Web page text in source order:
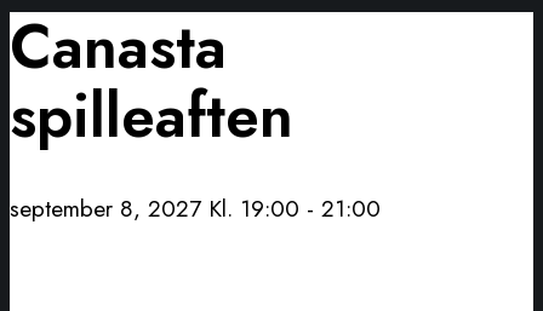
Canasta
spilleaften
september 8, 2027 Kl. 19:00 - 21:00